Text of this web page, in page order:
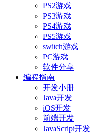
PS2游戏
PS3游戏
PS4游戏
PS5游戏
switch游戏
PC游戏
软件分享
编程指南
开发小册
Java开发
iOS开发
前端开发
JavaScript开发